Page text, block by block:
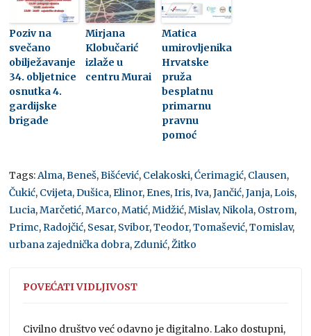
Poziv na
svečano
obilježavanje
34. obljetnice
osnutka 4.
gardijske
brigade
Mirjana
Klobučarić
izlaže u
centru Murai
Matica
umirovljenika
Hrvatske
pruža
besplatnu
primarnu
pravnu
pomoć
Tags:Alma,Beneš,Bišćević, Celakoski,Ćerimagić, Clausen,
Čukić, Cvijeta,Dušica,Elinor,Enes,Iris,Iva,Jančić,Janja,Lois,
Lucia,Marčetić,Marco,Matić,Midžić,Mislav, Nikola, Ostrom,
Primc,Radojčić, Sesar, Svibor,Teodor,Tomašević,Tomislav,
urbana zajednička dobra,Zdunić,Žitko
POVEĆATI VIDLJIVOST
Civilno društvo već odavno je digitalno. Lako dostupni,